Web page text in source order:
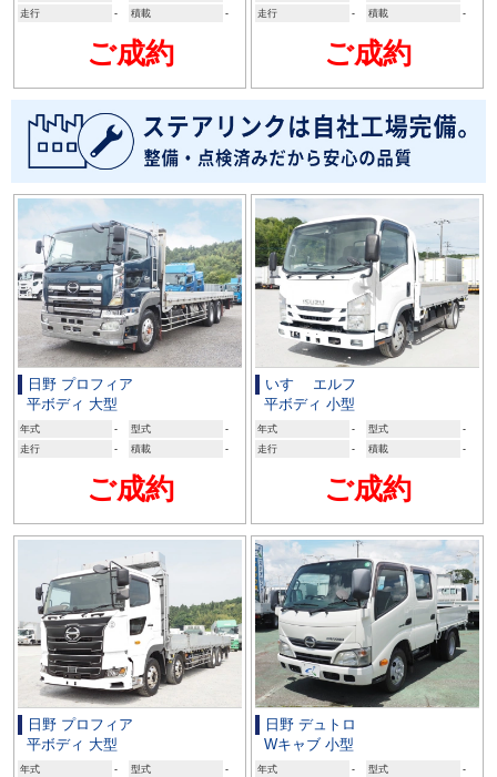
走行
- 積載 -
ご成約
走行
- 積載 -
ご成約
日野 プロフィア
平ボディ 大型
年式 - 型式
-
走行
- 積載 -
ご成約
いすゞ エルフ
平ボディ 小型
年式 - 型式
-
走行
- 積載 -
ご成約
日野 プロフィア
平ボディ 大型
年式 - 型式
-
日野 デュトロ
Wキャブ 小型
年式 - 型式
-